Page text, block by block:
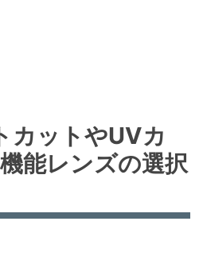
カットやUVカ
能レンズの選択